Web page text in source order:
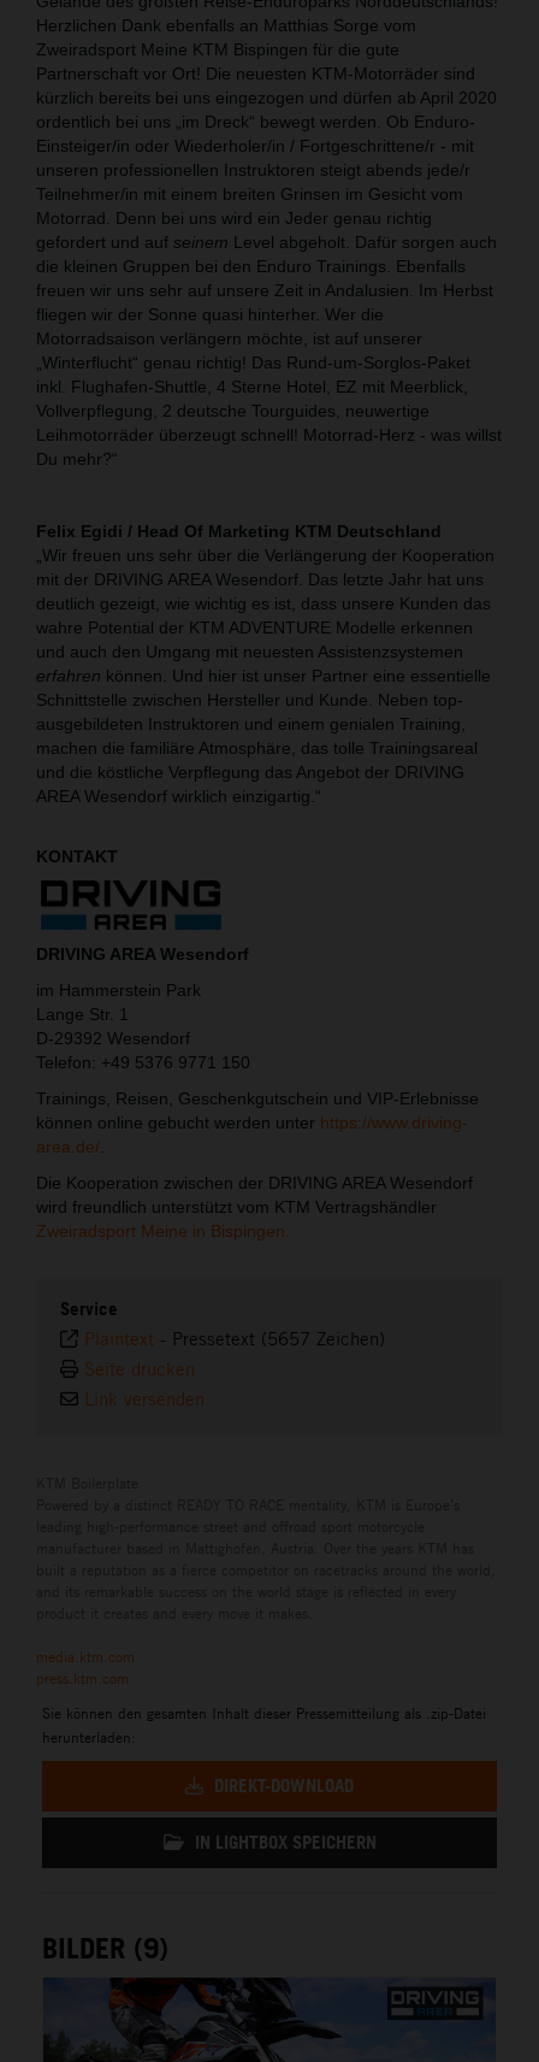
Herzlichen Dank ebenfalls an Matthias Sorge vom
Zweiradsport Meine KTM Bispingen für die gute
Partnerschaft vor Ort! Die neuesten KTM-Motorräder sind
kürzlich bereits bei uns eingezogen und dürfen ab April 2020
ordentlich bei uns „im Dreck“ bewegt werden. Ob Enduro-
Einsteiger/in oder Wiederholer/in / Fortgeschrittene/r - mit
unseren professionellen Instruktoren steigt abends jede/r
Teilnehmer/in mit einem breiten Grinsen im Gesicht vom
Motorrad. Denn bei uns wird ein Jeder genau richtig
gefordert und auf seinem Level abgeholt. Dafür sorgen auch
die kleinen Gruppen bei den Enduro Trainings. Ebenfalls
freuen wir uns sehr auf unsere Zeit in Andalusien. Im Herbst
fliegen wir der Sonne quasi hinterher. Wer die
Motorradsaison verlängern möchte, ist auf unserer
„Winterflucht“ genau richtig! Das Rund-um-Sorglos-Paket
inkl. Flughafen-Shuttle, 4 Sterne Hotel, EZ mit Meerblick,
Vollverpflegung, 2 deutsche Tourguides, neuwertige
Leihmotorräder überzeugt schnell! Motorrad-Herz - was willst
Du mehr?“
Felix Egidi / Head Of Marketing KTM Deutschland
„Wir freuen uns sehr über die Verlängerung der Kooperation
mit der DRIVING AREA Wesendorf. Das letzte Jahr hat uns
deutlich gezeigt, wie wichtig es ist, dass unsere Kunden das
wahre Potential der KTM ADVENTURE Modelle erkennen
und auch den Umgang mit neuesten Assistenzsystemen
erfahren können. Und hier ist unser Partner eine essentielle
Schnittstelle zwischen Hersteller und Kunde. Neben top-
ausgebildeten Instruktoren und einem genialen Training,
machen die familiäre Atmosphäre, das tolle Trainingsareal
und die köstliche Verpflegung das Angebot der DRIVING
AREA Wesendorf wirklich einzigartig.“
KONTAKT
DRIVING AREA Wesendorf
im Hammerstein Park
Lange Str. 1
D-29392 Wesendorf
Telefon: +49 5376 9771 150
Trainings, Reisen, Geschenkgutschein und VIP-Erlebnisse
können online gebucht werden unter https://www.driving-
area.de/
Die Kooperation zwischen der DRIVING AREA Wesendorf
wird freundlich unterstützt vom KTM Vertragshändler
Zweiradsport Meine in Bispingen.
Service
Plaintext - Pressetext (5657 Zeichen)
Seite drucken
Link versenden
media.ktm.com
press.ktm.com
Sie können den gesamten Inhalt dieser Pressemitteilung als .zip-Datei
herunterladen:
DIREKT-DOWNLOAD
IN LIGHTBOX SPEICHERN
BILDER (9)